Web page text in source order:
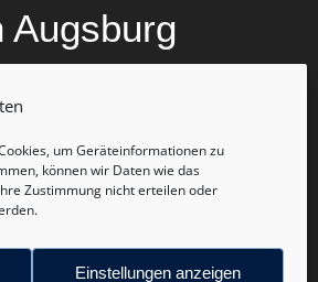
um Geräteinformationen zu
können wir Daten wie das
Zustimmung nicht erteilen oder
Einstellungen anzeigen
Augsburg